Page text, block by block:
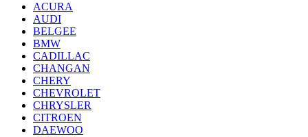
ACURA
AUDI
BELGEE
BMW
CADILLAC
CHANGAN
CHERY
CHEVROLET
CHRYSLER
CITROEN
DAEWOO